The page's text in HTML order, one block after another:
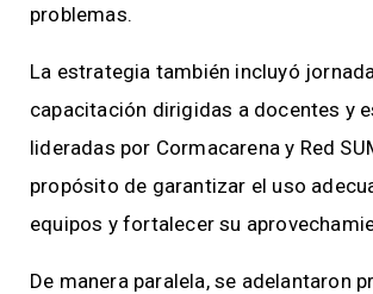
problemas.
La estrategia también incluyó
capacitación dirigidas a docentes y
lideradas por Cormacarena y Red
propósito de garantizar el uso
equipos y fortalecer su
De manera paralela, se adelantaron